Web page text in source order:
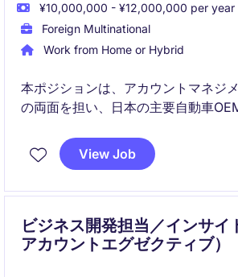
¥10,000,000 - ¥12,000,000 per year
Foreign Multinational
Work from Home or Hybrid
本ポジションは、アカウントマネジ
の両面を担い、日本の主要自動車
して、安定した関係構築と将来的な
推進いただきます。
View Job
ビジネス開発担当／インサイ
アカウントエグゼクティブ）